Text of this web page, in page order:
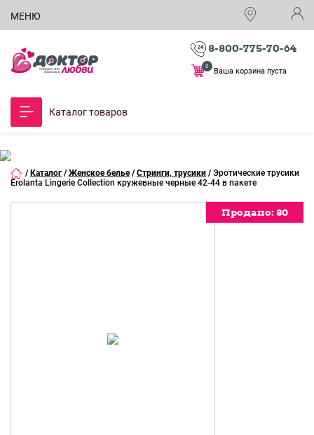
МЕНЮ
8-800-775-70-64
Ваша корзина пуста
0
Каталог товаров
/ Каталог / Женское белье / Стринги, трусики / Эротические трусики
Erolanta Lingerie Collection кружевные черные 42-44 в пакете
Продано: 80
Продано: 80
Продано: 80
Продано: 80
Продано: 80
Продано: 80
Продано: 80
Продано: 80
Продано: 80
Продано: 80
Продано: 80